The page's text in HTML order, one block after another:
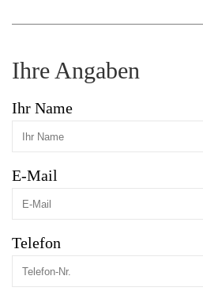
Ihre Angaben
Ihr Name
E-Mail
Telefon